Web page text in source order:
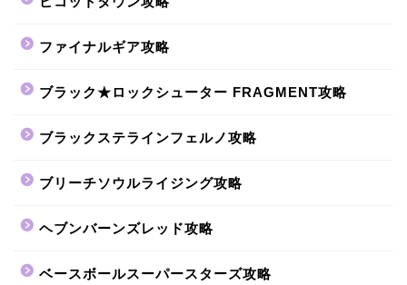
ファイナルギア攻略
ブラック★ロックシューター FRAGMENT攻略
ブラックステラインフェルノ攻略
ブリーチソウルライジング攻略
ヘブンバーンズレッド攻略
ベースボールスーパースターズ攻略